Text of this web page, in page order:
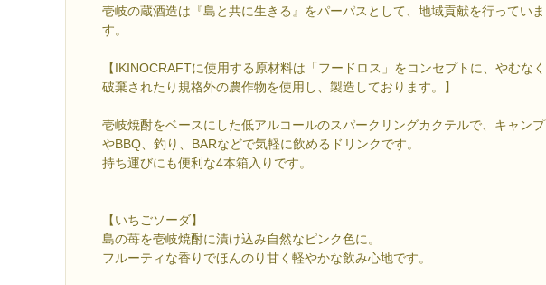
壱岐の蔵酒造は『島と共に生きる』をパーパスとして、地域貢献を行っていま
す。
【IKINOCRAFTに使用する原材料は「フードロス」をコンセプトに、やむなく
破棄されたり規格外の農作物を使用し、製造しております。】
壱岐焼酎をベースにした低アルコールのスパークリングカクテルで、キャンプ
やBBQ、釣り、BARなどで気軽に飲めるドリンクです。
持ち運びにも便利な4本箱入りです。
【いちごソーダ】
島の苺を壱岐焼酎に漬け込み自然なピンク色に。
フルーティな香りでほんのり甘く軽やかな飲み心地です。